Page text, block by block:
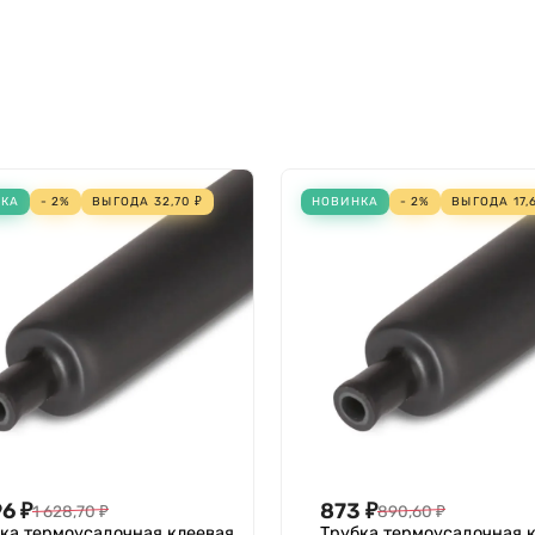
- 2% ВЫГОДА 32,70 ₽
₽1 628,70₽
НОВИНКА - 2% ВЫГОДА
873 ₽890,60₽